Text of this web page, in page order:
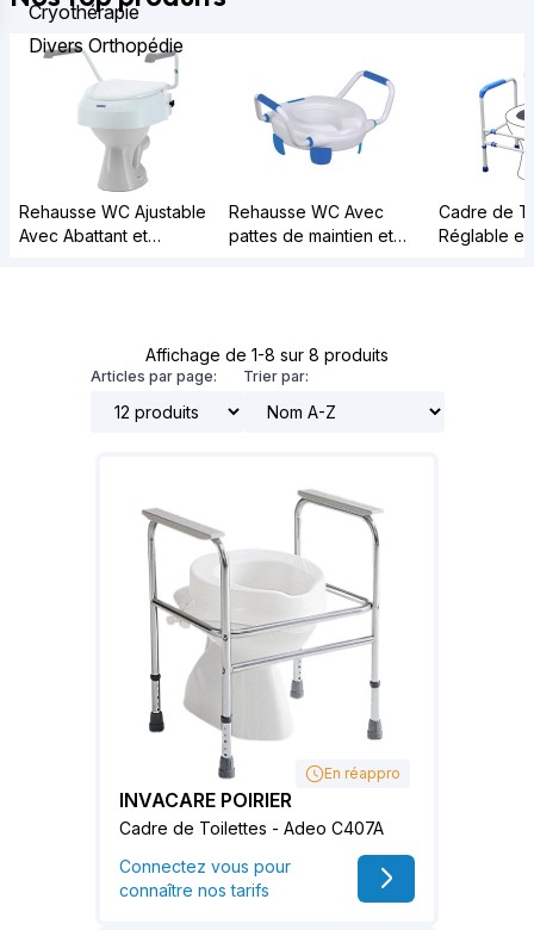
Cryothérapie
Divers Orthopédie
Rehausse WC Ajustable
Avec Abattant et
Rehausse WC Avec
pattes de maintien et
Cadre de
Réglable
Affichage de 1-8 sur 8 produits
Articles par page: Trier par:
En réappro
INVACARE POIRIER
Cadre de Toilettes - Adeo C407A
Connectez vous pour
connaître nos tarifs